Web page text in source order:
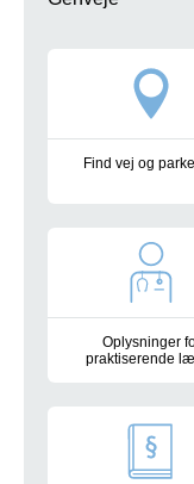
Find vej og
Her finder du
Oplysninger
praktiserende